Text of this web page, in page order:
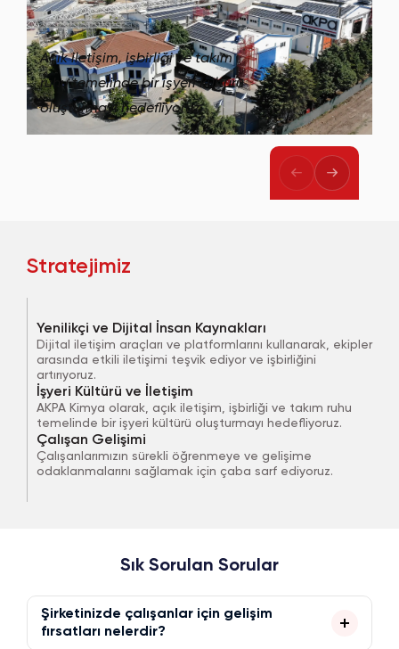
Açık iletişim, işbirliği ve takım
ruhu temelinde bir işyeri kültürü
oluşturmayı hedefliyoruz.
Stratejimiz
Yenilikçi ve Dijital İnsan Kaynakları
Dijital iletişim araçları ve platformlarını kullanarak, ekipler
arasında etkili iletişimi teşvik ediyor ve işbirliğini
artırıyoruz.
İşyeri Kültürü ve İletişim
AKPA Kimya olarak, açık iletişim, işbirliği ve takım ruhu
temelinde bir işyeri kültürü oluşturmayı hedefliyoruz.
Çalışan Gelişimi
Çalışanlarımızın sürekli öğrenmeye ve gelişime
odaklanmalarını sağlamak için çaba sarf ediyoruz.
Sık Sorulan Sorular
Şirketinizde çalışanlar için gelişim
fırsatları nelerdir?